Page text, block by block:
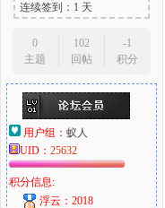
连续签到：1 天
0
主题
102
回帖
-1
积分
用户组： 蚁人
UID： 25632
积分信息:
浮云：2018